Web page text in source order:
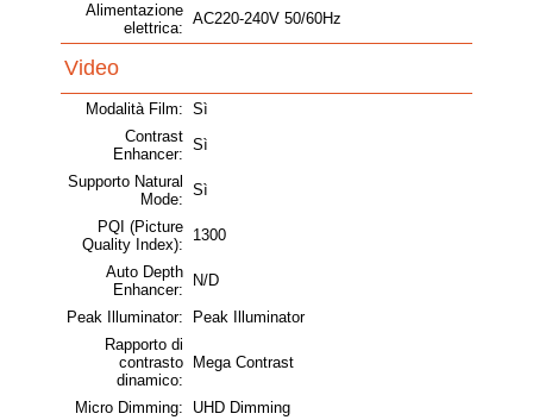
Alimentazione
elettrica:
AC220-240V 50/60Hz
Video
Modalità Film: Sì
Contrast
Enhancer:
Sì
Supporto Natural
Mode:
Sì
PQI (Picture
Quality Index):
1300
Auto Depth
Enhancer:
N/D
Peak Illuminator:
Peak Illuminator
Rapporto di
contrasto
dinamico:
Mega Contrast
Micro Dimming: UHD Dimming